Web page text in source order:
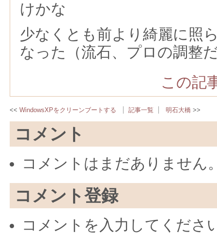
けかな
少なくとも前より綺麗に照
なった（流石、プロの調整
この記
WindowsXPをクリーンブートする 記事一覧 明石大橋
コメント
コメントはまだありません
コメント登録
コメントを入力してくださ